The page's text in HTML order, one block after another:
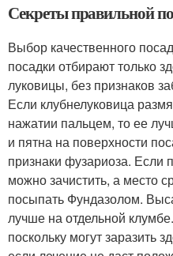
Секреты правильной
Выбор качественного
посадки отбирают только
луковицы, без признаков
Если клубнелуковица
нажатии пальцем, то ее
и пятна на поверхности
признаки фузариоза. Если
можно зачистить, а место
посыпать Фундазолом.
лучше на отдельной
поскольку могут заразить